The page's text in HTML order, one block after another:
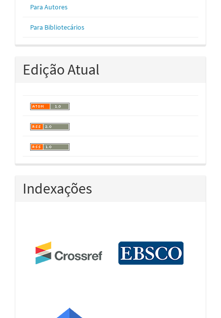
Para Autores
Para Bibliotecários
Edição Atual
Indexações